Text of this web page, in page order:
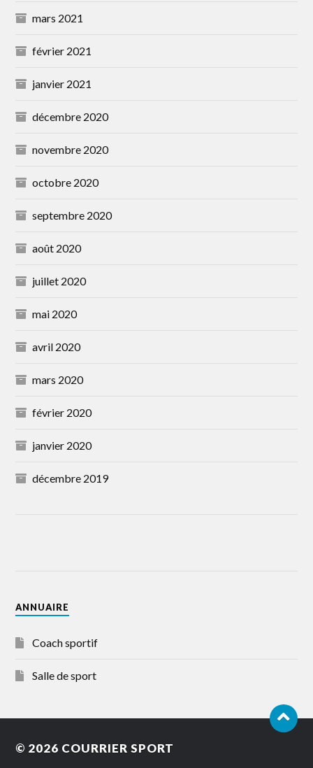
mars 2021
février 2021
janvier 2021
décembre 2020
novembre 2020
octobre 2020
septembre 2020
août 2020
juillet 2020
mai 2020
avril 2020
mars 2020
février 2020
janvier 2020
décembre 2019
ANNUAIRE
Coach sportif
Salle de sport
© 2026 COURRIER SPORT